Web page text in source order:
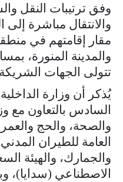
وفق ترتيبات النقل
والانتقال مباشرة إلى
مقار إقامتهم في
والمدينة المنورة،
تتولى الجهات الشريكة
يُذكر أن وزارة
السادس بالتعاون مع
والصحة، والحج
العامة للطيران
والجمارك، والهيئة
الاصطناعي (سدايا)،